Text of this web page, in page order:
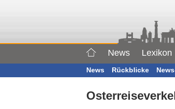
News Lexikon
News Rückblicke